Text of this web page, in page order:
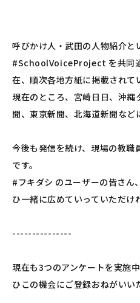
呼びかけ人・武田の人物紹介と
#SchoolVoiceProject を共同
在、順次各地方紙に掲載されて
現在のところ、宮崎日日、沖
聞、東京新聞、北海道新聞など
今後も発信を続け、現場の教職
です。
#フキダシ のユーザーの皆さん
ひ一緒に広めていっていただけ
---------------
現在も3つのアンケートを実施
ひこの機会にご登録おねがいい